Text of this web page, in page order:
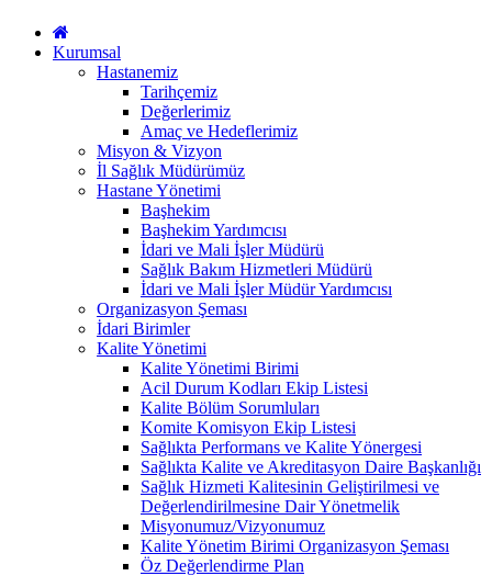
Kurumsal
Hastanemiz
Tarihçemiz
Değerlerimiz
Amaç ve Hedeflerimiz
Misyon & Vizyon
İl Sağlık Müdürümüz
Hastane Yönetimi
Başhekim
Başhekim Yardımcısı
İdari ve Mali İşler Müdürü
Sağlık Bakım Hizmetleri Müdürü
İdari ve Mali İşler Müdür Yardımcısı
Organizasyon Şeması
İdari Birimler
Kalite Yönetimi
Kalite Yönetimi Birimi
Acil Durum Kodları Ekip Listesi
Kalite Bölüm Sorumluları
Komite Komisyon Ekip Listesi
Sağlıkta Performans ve Kalite Yönergesi
Sağlıkta Kalite ve Akreditasyon Daire Başkanlığı
Sağlık Hizmeti Kalitesinin Geliştirilmesi ve
Değerlendirilmesine Dair Yönetmelik
Misyonumuz/Vizyonumuz
Kalite Yönetim Birimi Organizasyon Şeması
Öz Değerlendirme Plan